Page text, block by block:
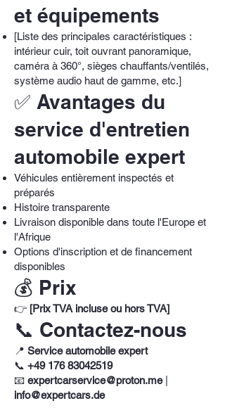
et équipements
[Liste des principales caractéristiques :
intérieur cuir, toit ouvrant panoramique,
caméra à 360°, sièges chauffants/ventilés,
système audio haut de gamme, etc.]
✅ Avantages du
service d'entretien
automobile expert
Véhicules entièrement inspectés et
préparés
Histoire transparente
Livraison disponible dans toute l'Europe et
l'Afrique
Options d'inscription et de financement
disponibles
💰 Prix
👉 [Prix TVA incluse ou hors TVA]
📞 Contactez-nous
📍 Service automobile expert
📞 +49 176 83042519
📧 expertcarservice@proton.me|
info@expertcars.de